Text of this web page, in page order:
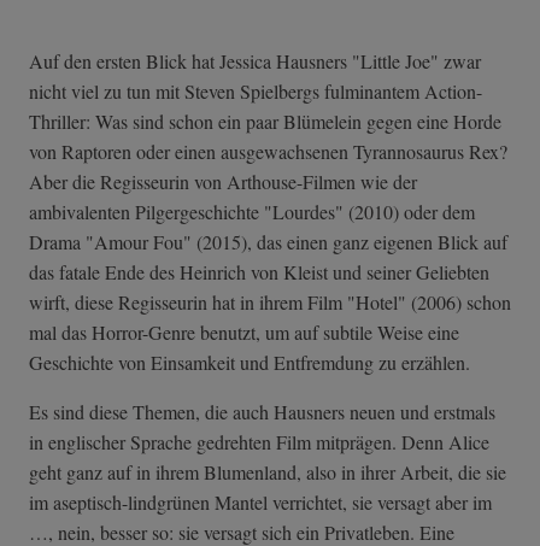
Auf den ersten Blick hat Jessica Hausners "Little Joe" zwar
nicht viel zu tun mit Steven Spielbergs fulminantem Action-
Thriller: Was sind schon ein paar Blümelein gegen eine Horde
von Raptoren oder einen ausgewachsenen Tyrannosaurus Rex?
Aber die Regisseurin von Arthouse-Filmen wie der
ambivalenten Pilgergeschichte "Lourdes" (2010) oder dem
Drama "Amour Fou" (2015), das einen ganz eigenen Blick auf
das fatale Ende des Heinrich von Kleist und seiner Geliebten
wirft, diese Regisseurin hat in ihrem Film "Hotel" (2006) schon
mal das Horror-Genre benutzt, um auf subtile Weise eine
Geschichte von Einsamkeit und Entfremdung zu erzählen.
Es sind diese Themen, die auch Hausners neuen und erstmals
in englischer Sprache gedrehten Film mitprägen. Denn Alice
geht ganz auf in ihrem Blumenland, also in ihrer Arbeit, die sie
im aseptisch-lindgrünen Mantel verrichtet, sie versagt aber im
…, nein, besser so: sie versagt sich ein Privatleben. Eine